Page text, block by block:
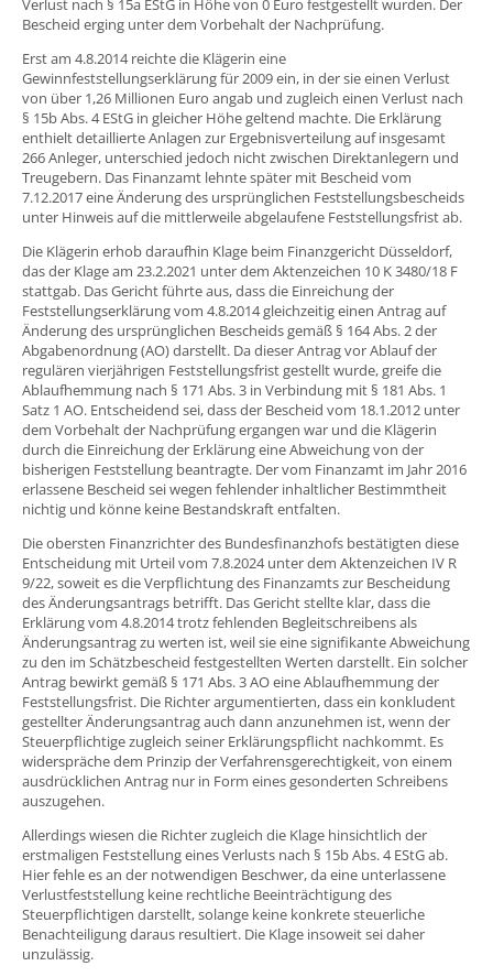
Verlust nach § 15a EStG in Höhe von 0 Euro festgestellt wurden. Der
Bescheid erging unter dem Vorbehalt der Nachprüfung.
Erst am 4.8.2014 reichte die Klägerin eine
Gewinnfeststellungserklärung für 2009 ein, in der sie einen Verlust
von über 1,26 Millionen Euro angab und zugleich einen Verlust nach
§ 15b Abs. 4 EStG in gleicher Höhe geltend machte. Die Erklärung
enthielt detaillierte Anlagen zur Ergebnisverteilung auf insgesamt
266 Anleger, unterschied jedoch nicht zwischen Direktanlegern und
Treugebern. Das Finanzamt lehnte später mit Bescheid vom
7.12.2017 eine Änderung des ursprünglichen Feststellungsbescheids
unter Hinweis auf die mittlerweile abgelaufene Feststellungsfrist ab.
Die Klägerin erhob daraufhin Klage beim Finanzgericht Düsseldorf,
das der Klage am 23.2.2021 unter dem Aktenzeichen 10 K 3480/18 F
stattgab. Das Gericht führte aus, dass die Einreichung der
Feststellungserklärung vom 4.8.2014 gleichzeitig einen Antrag auf
Änderung des ursprünglichen Bescheids gemäß § 164 Abs. 2 der
Abgabenordnung (AO) darstellt. Da dieser Antrag vor Ablauf der
regulären vierjährigen Feststellungsfrist gestellt wurde, greife die
Ablaufhemmung nach § 171 Abs. 3 in Verbindung mit § 181 Abs. 1
Satz 1 AO. Entscheidend sei, dass der Bescheid vom 18.1.2012 unter
dem Vorbehalt der Nachprüfung ergangen war und die Klägerin
durch die Einreichung der Erklärung eine Abweichung von der
bisherigen Feststellung beantragte. Der vom Finanzamt im Jahr 2016
erlassene Bescheid sei wegen fehlender inhaltlicher Bestimmtheit
nichtig und könne keine Bestandskraft entfalten.
Die obersten Finanzrichter des Bundesfinanzhofs bestätigten diese
Entscheidung mit Urteil vom 7.8.2024 unter dem Aktenzeichen IV R
9/22, soweit es die Verpflichtung des Finanzamts zur Bescheidung
des Änderungsantrags betrifft. Das Gericht stellte klar, dass die
Erklärung vom 4.8.2014 trotz fehlenden Begleitschreibens als
Änderungsantrag zu werten ist, weil sie eine signifikante Abweichung
zu den im Schätzbescheid festgestellten Werten darstellt. Ein solcher
Antrag bewirkt gemäß § 171 Abs. 3 AO eine Ablaufhemmung der
Feststellungsfrist. Die Richter argumentierten, dass ein konkludent
gestellter Änderungsantrag auch dann anzunehmen ist, wenn der
Steuerpflichtige zugleich seiner Erklärungspflicht nachkommt. Es
widerspräche dem Prinzip der Verfahrensgerechtigkeit, von einem
ausdrücklichen Antrag nur in Form eines gesonderten Schreibens
auszugehen.
Allerdings wiesen die Richter zugleich die Klage hinsichtlich der
erstmaligen Feststellung eines Verlusts nach § 15b Abs. 4 EStG ab.
Hier fehle es an der notwendigen Beschwer, da eine unterlassene
Verlustfeststellung keine rechtliche Beeinträchtigung des
Steuerpflichtigen darstellt, solange keine konkrete steuerliche
Benachteiligung daraus resultiert. Die Klage insoweit sei daher
unzulässig.